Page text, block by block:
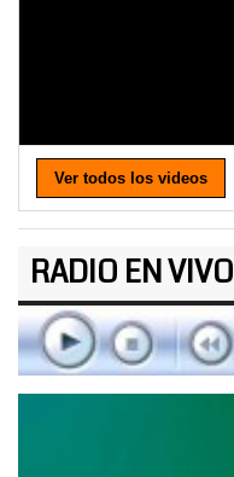
Ver todos los videos
RADIO EN VIVO